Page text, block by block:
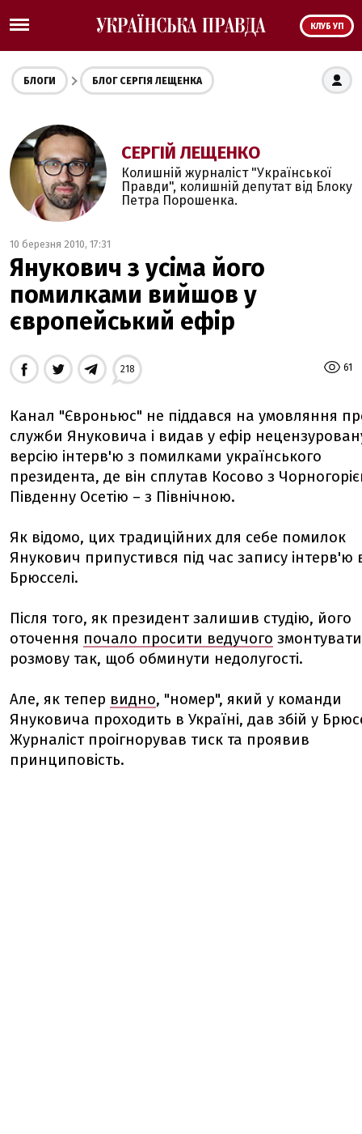
КЛУБ УП
БЛОГИ БЛОГ СЕРГІЯ ЛЕЩЕНКА
СЕРГІЙ ЛЕЩЕНКО
Колишній журналіст "Української
Правди", колишній депутат від Блоку
Петра Порошенка.
10 березня 2010, 17:31
Янукович з усіма його
помилками вийшов у
європейський ефір
61
218
Канал "Євроньюс" не піддався на умовляння
служби Януковича і видав у ефір
версію інтерв'ю з помилками українського
президента, де він сплутав Косово з
Південну Осетію – з Північною.
Як відомо, цих традиційних для себе помилок
Янукович припустився під час запису інтерв'ю
Брюсселі.
Після того, як президент залишив студію, його
оточення почало просити ведучого змонтувати
розмову так, щоб обминути недолугості.
Але, як тепер видно, "номер", який у команди
Януковича проходить в Україні, дав збій у
Журналіст проігнорував тиск та проявив
принциповість.